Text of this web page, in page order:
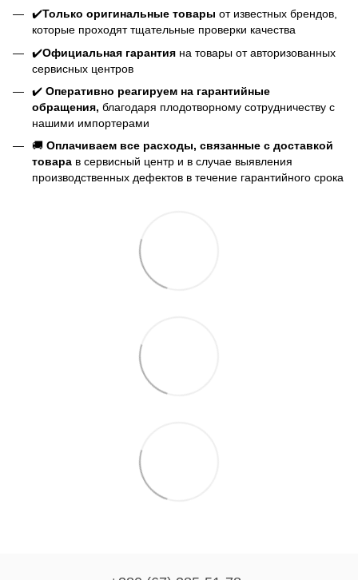
✔️Только оригинальные товары от известных брендов,
которые проходят тщательные проверки качества
✔️Официальная гарантия на товары от авторизованных
сервисных центров
✔️ Оперативно реагируем на гарантийные
обращения, благодаря плодотворному сотрудничеству с
нашими импортерами
🚚 Оплачиваем все расходы, связанные с доставкой
товара в сервисный центр и в случае выявления
производственных дефектов в течение гарантийного срока